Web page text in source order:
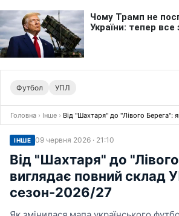
Футбол УПЛ
Головна › Інше › Від "Шахтаря" до "Лівого Берега":
ІНШЕ 09 червня 2026 · 21:10
Від "Шахтаря" до
виглядає повний склад
сезон-2026/27